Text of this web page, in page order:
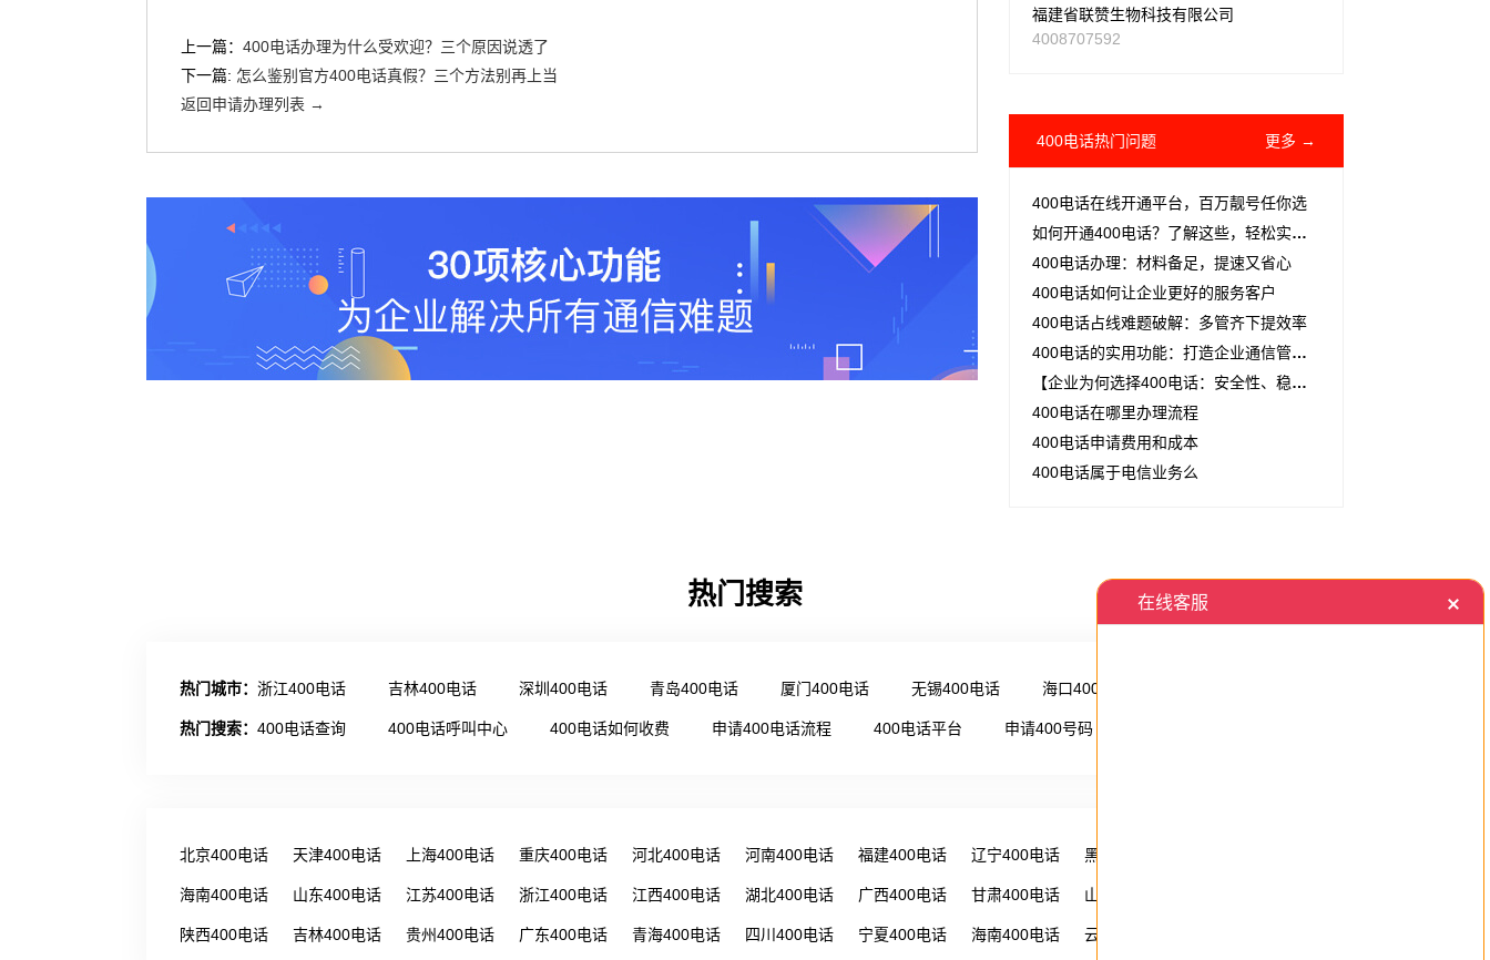
上一篇： 400电话办理为什么受欢迎？三个原因说透了
下一篇: 怎么鉴别官方400电话真假？三个方法别再上当
返回申请办理列表 →
福建省联赞生物科技有限公司
4008707592
400电话热门问题 更多 →
400电话在线开通平台，百万靓号任你选
如何开通400电话？了解这些，轻松实现企业通信升级！
400电话办理：材料备足，提速又省心
400电话如何让企业更好的服务客户
400电话占线难题破解：多管齐下提效率
400电话的实用功能：打造企业通信管理新利器
【企业为何选择400电话：安全性、稳定性与服务质量的全面提升】— 对比个人手机与固定电话的独特优势
400电话在哪里办理流程
400电话申请费用和成本
400电话属于电信业务么
热门搜索
热门城市： 浙江400电话 吉林400电话 深圳400电话 青岛400电话 厦门400电话 无锡400电话 海口400电话
热门搜索： 400电话查询 400电话呼叫中心 400电话如何收费 申请400电话流程 400电话平台 申请400号码
北京400电话 天津400电话 上海400电话 重庆400电话 河北400电话 河南400电话 福建400电话 辽宁400电话 黑龙江400电话
海南400电话 山东400电话 江苏400电话 浙江400电话 江西400电话 湖北400电话 广西400电话 甘肃400电话 山西400电话
陕西400电话 吉林400电话 贵州400电话 广东400电话 青海400电话 四川400电话 宁夏400电话 海南400电话 云南400电话